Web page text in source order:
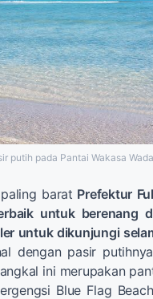
putih pada Pantai Wakasa
barat Prefektur
untuk berenang
untuk dikunjungi
dengan pasir
ini merupakan
Blue Flag